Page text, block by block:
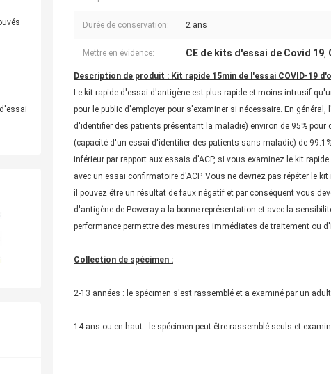
Durée de conservation: 2 ans
Mettre en évidence: CE de kits d'essai de Covid 19,
Description de produit : Kit rapide 15min de l'essai COVID-19
Le kit rapide d'essai d'antigène est plus rapide et moins intrusif
pour le public d'employer pour s'examiner si nécessaire. En
d'identifier des patients présentant la maladie) environ de 95%
(capacité d'un essai d'identifier des patients sans maladie) de
inférieur par rapport aux essais d'ACP, si vous examinez le kit
avec un essai confirmatoire d'ACP. Vous ne devriez pas répéter le
il pouvez être un résultat de faux négatif et par conséquent vous
d'antigène de Poweray a la bonne représentation et avec la
performance permettre des mesures immédiates de traitement ou
Collection de spécimen :
2-13 années : le spécimen s'est rassemblé et a examiné par un
14 ans ou en haut : le spécimen peut être rassemblé seuls et